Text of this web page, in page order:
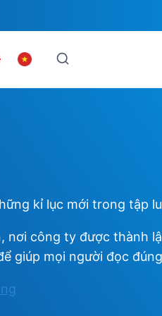
kỉ lục mới trong tập
công ty được thành
giúp mọi người đọc